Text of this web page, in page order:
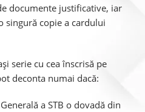
documente justificative, iar
singură copie a cardului
serie cu cea înscrisă pe
deconta numai dacă:
a STB o dovadă din